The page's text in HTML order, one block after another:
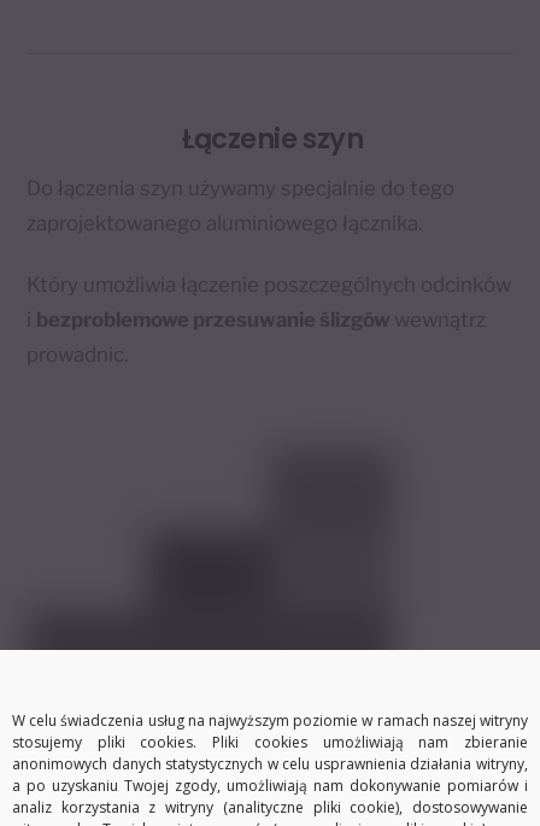
Łączenie szyn
Do łączenia szyn używamy specjalnie do tego
zaprojektowanego aluminiowego łącznika.
Który umożliwia łączenie poszczególnych odcinków
bezproblemowe przesuwanie ślizgów wewnątrz
prowadnic.
W celu świadczenia usług na najwyższym poziomie w ramach naszej witryny
stosujemy pliki cookies. Pliki cookies umożliwiają nam zbieranie
anonimowych danych statystycznych w celu usprawnienia działania witryny,
a po uzyskaniu Twojej zgody, umożliwiają nam dokonywanie pomiarów i
analiz korzystania z witryny (analityczne pliki cookie), dostosowywanie